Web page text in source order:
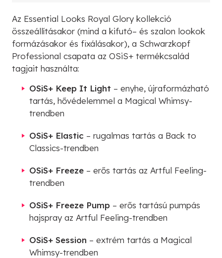
Az Essential Looks Royal Glory kollekció
összeállításakor (mind a kifutó– és szalon lookok
formázásakor és fixálásakor), a Schwarzkopf
Professional csapata az OSiS+ termékcsalád
tagjait használta:
OSiS+ Keep It Light – enyhe, újraformázható
tartás, hővédelemmel a Magical Whimsy-
trendben
OSiS+ Elastic – rugalmas tartás a Back to
Classics-trendben
OSiS+ Freeze – erős tartás az Artful Feeling-
trendben
OSiS+ Freeze Pump – erős tartású pumpás
hajspray az Artful Feeling-trendben
OSiS+ Session – extrém tartás a Magical
Whimsy-trendben